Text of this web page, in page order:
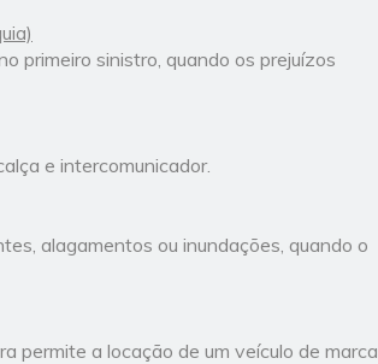
primeiro sinistro, quando os prejuízos
e intercomunicador.
alagamentos ou inundações, quando o
permite a locação de um veículo de marca